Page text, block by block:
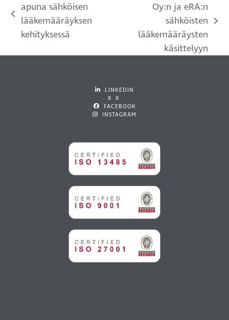
previous
post:
apuna sähköisen
lääkemääräyksen
kehityksessä
Oy:n ja eRA:n
sähköisten
lääkemääräysten
käsittelyyn
LINKEDIN
X X
FACEBOOK
INSTAGRAM